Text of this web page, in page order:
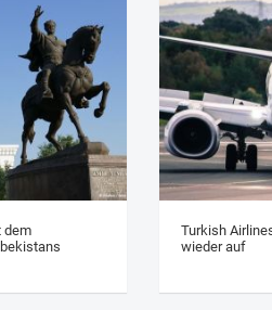
dem
Turkish
wieder auf